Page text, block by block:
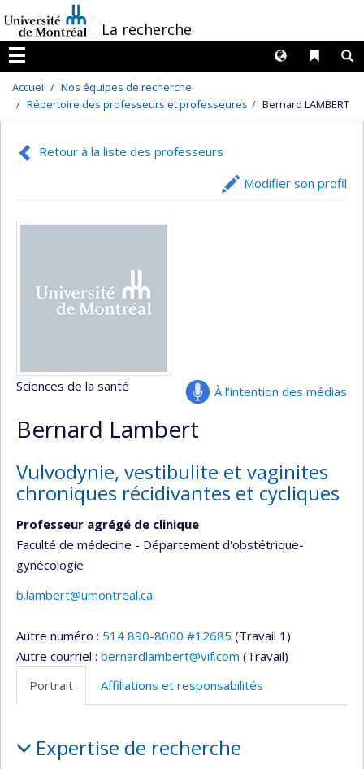
au
contenu
/La recherche
Menu
Liens
Langues
Accueil
Nos équipes de recherche
Répertoire des professeurs et professeures
Bernard LAMBERT
Retour à la liste des professeurs
Modifier son profil
À l’intention des médias
Sciences de la santé
Bernard Lambert
Vulvodynie, vestibulite et vaginites
chroniques récidivantes et cycliques
Professeur agrégé de clinique
Faculté de médecine - Département d'obstétrique-
gynécologie
b.lambert@umontreal.ca
Autre numéro : 514 890-8000 #12685 (Travail 1)
Autre courriel : bernardlambert@vif.com (Travail)
Portrait
Affiliations et responsabilités
Expertise de recherche